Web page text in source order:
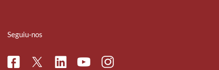
Seguiu-nos
FacebookTwitterLinkedinYoutubeInstagram